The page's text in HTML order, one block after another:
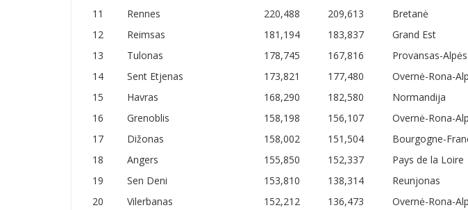
11
Rennes 220,488 209,613
Bretanė
12
Reimsas 181,194 183,837
Grand Est
13
Tulonas 178,745 167,816
Provansas-
14
Sent Etjenas 173,821 177,480
Overnė-Rona-
15
Havras 168,290 182,580
Normandija
16
Grenoblis 158,198 156,107
Overnė-Rona-
17
Dižonas 158,002 151,504
Bourgogne-
18
Angers 155,850 152,337
Pays de la Loire
19
Sen Deni 153,810 138,314
Reunjonas
20
Vilerbanas 152,212 136,473
Overnė-Rona-